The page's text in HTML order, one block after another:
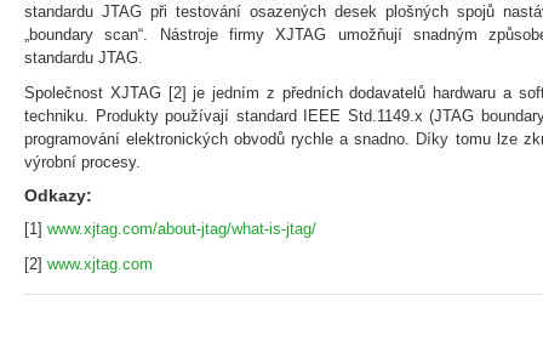
standardu JTAG při testování osazených desek plošných spojů
„boundary scan“. Nástroje firmy XJTAG umožňují snadným
standardu JTAG.
Společnost XJTAG [2] je jedním z předních dodavatelů hardwaru a
techniku. Produkty používají standard IEEE Std.1149.x (JTAG
programování elektronických obvodů rychle a snadno. Díky tomu lze
výrobní procesy.
Odkazy:
[1] www.xjtag.com/about-jtag/what-is-jtag/
[2] www.xjtag.com